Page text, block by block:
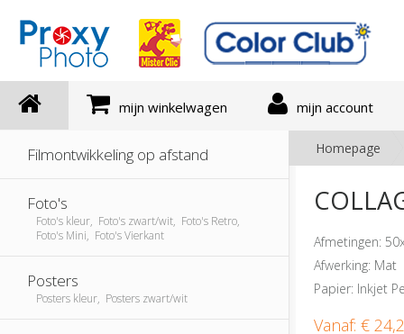
mijn winkelwagen mijn account
Filmontwikkeling op afstand
Foto's
Foto's kleur, Foto's zwart/wit, Foto's Retro,
Foto's Mini, Foto's Vierkant
Posters
Posters kleur, Posters zwart/wit
Homepage
Afmetingen:
Afwerking: Mat
Papier: Inkjet
Vanaf:€